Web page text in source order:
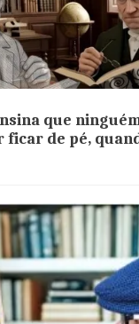
que
ficar de pé,